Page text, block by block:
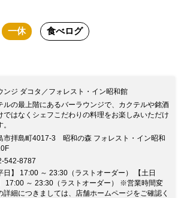
一休 食べログ
ンジ ダコタ／フォレスト・イン昭和館
ルの最上階にあるバーラウンジで、カクテルや銘酒
ではなくシェフこだわりの料理をお楽しみいただけ
市拝島町4017-3 昭和の森 フォレスト・イン昭和
542-8787
日】 17:00 ～ 23:30（ラストオーダー） 【土日
～ 23:30（ラストオーダー） ※営業時間変
詳細につきましては、店舗ホームページをご確認く